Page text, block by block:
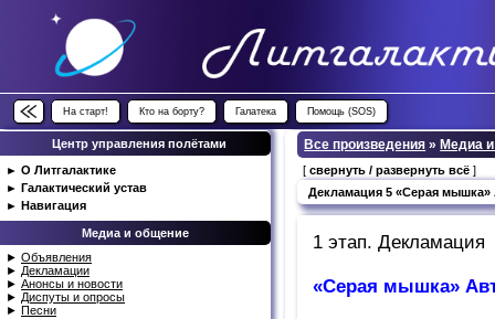
На старт! Кто на борту? Галатека Помощь (SOS)
Центр управления полётами
► О Литгалактике
► Галактический устав
► Навигация
Медиа и общение
► Объявления
► Декламации
► Анонсы и новости
► Диспуты и опросы
► Песни
Все произведения » Медиа
[свернуть / развернуть всё ]
Декламация 5 «Серая мышка»
1 этап. Декламация
«Серая мышка»